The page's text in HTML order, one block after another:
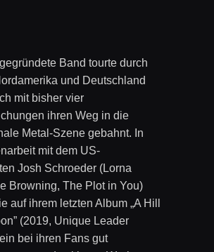
Band tourte durch
und Deutschland
mit bisher vier
ihren Weg in die
Metal-Szene gebahnt. In
mit dem US-
Josh Schroeder (Lorna
Browning, The Plot in You)
auf ihrem letzten Album „A Hill
(2019, Unique Leader
bei ihren Fans gut